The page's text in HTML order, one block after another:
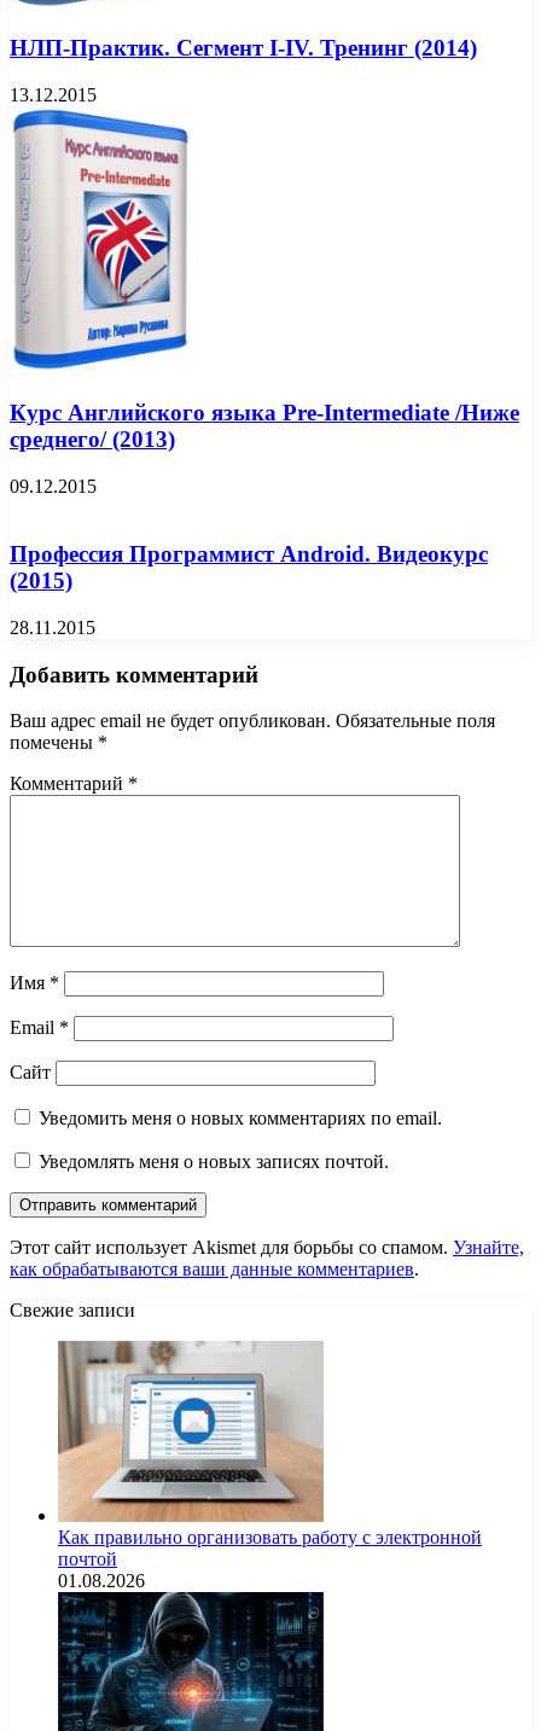
НЛП-Практик. Сегмент I-IV. Тренинг (2014)
13.12.2015
Курс Английского языка Pre-Intermediate /Ниже
среднего/ (2013)
09.12.2015
Профессия Программист Android. Видеокурс
(2015)
28.11.2015
Добавить комментарий
Ваш адрес email не будет опубликован. Обязательные поля
помечены *
Комментарий *
Имя *
Email *
Сайт
Уведомить меня о новых комментариях по email.
Уведомлять меня о новых записях почтой.
Этот сайт использует Akismet для борьбы со спамом. Узнайте,
как обрабатываются ваши данные комментариев.
Свежие записи
Как правильно организовать работу с электронной
почтой
01.08.2026